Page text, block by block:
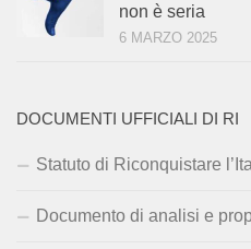
non è seria
6 MARZO 2025
DOCUMENTI UFFICIALI DI RI
Statuto di Riconquistare
Documento di analisi e